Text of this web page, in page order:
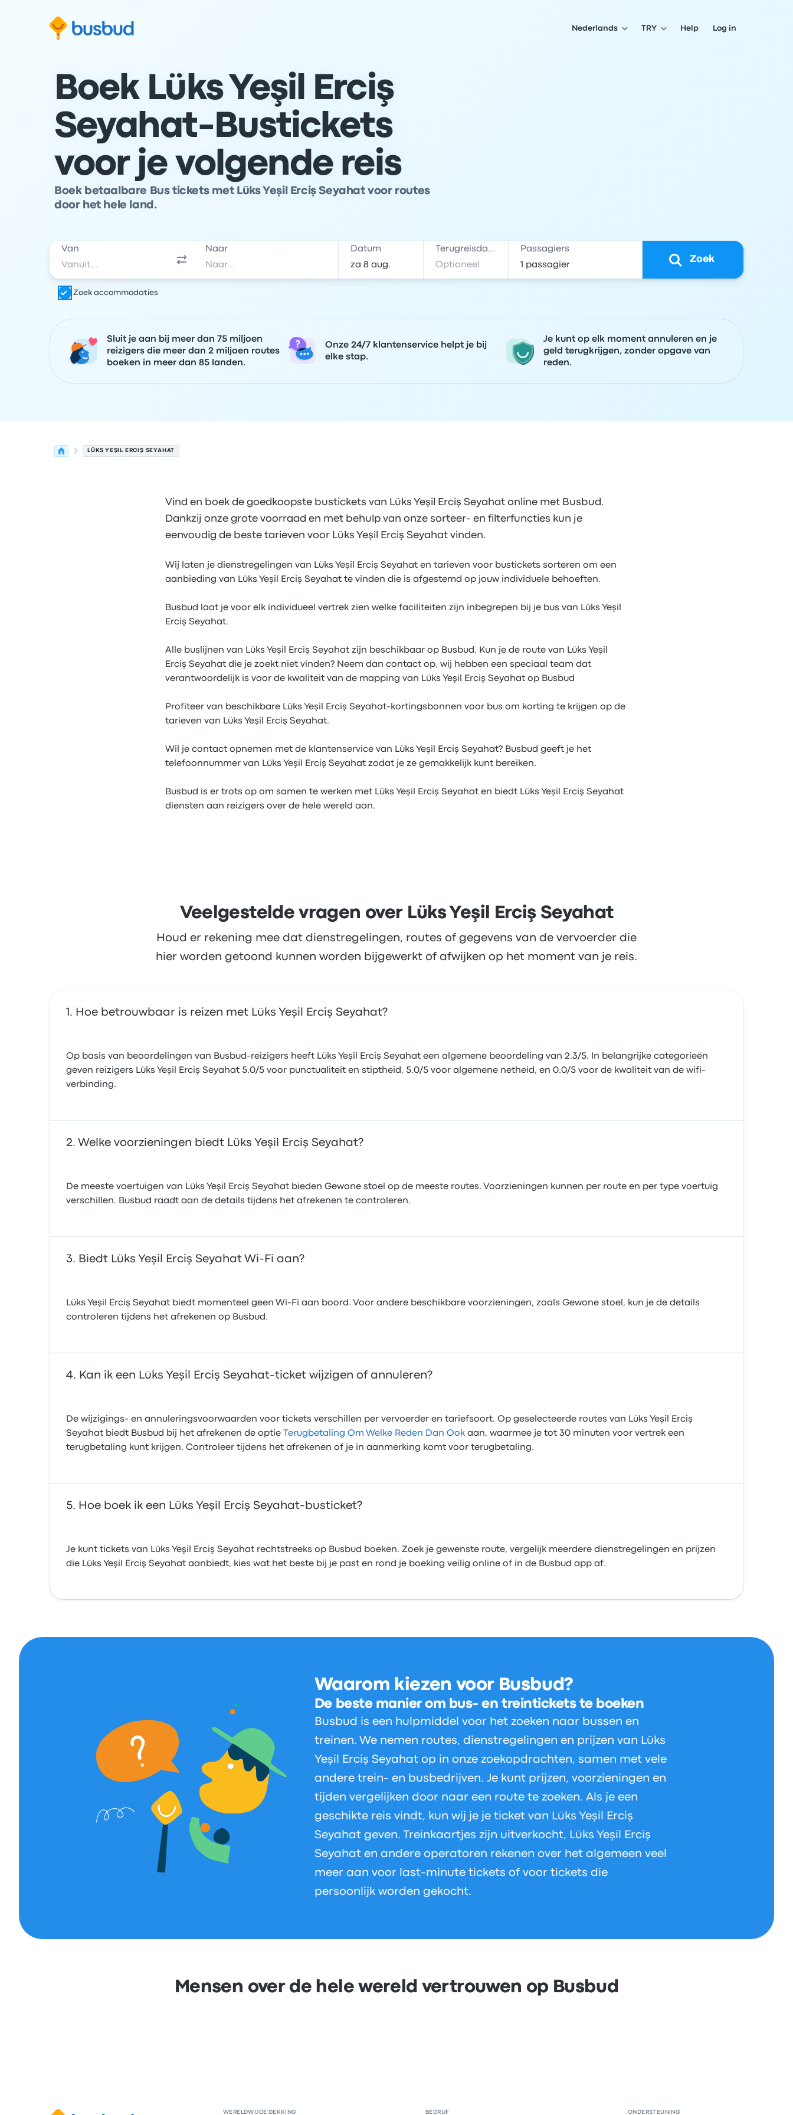
naar het zoekformulier
naar inhoud
Ga naar de footer
Nederlands TRY Help Log in
Boek Lüks Yeşil Erciş
Seyahat-Bustickets
voor je volgende reis
Boek betaalbare Bus tickets met Lüks Yeşil Erciş Seyahat voor routes
door het hele land.
Van Naar Datum Terugreisdatum Passagiers
Zoek
Zoek accommodaties
Sluit je aan bij meer dan 75 miljoen
reizigers die meer dan 2 miljoen routes
boeken in meer dan 85 landen.
Onze 24/7 klantenservice helpt je bij
elke stap.
Je kunt op elk moment annuleren en je
geld terugkrijgen, zonder opgave van
reden.
LÜKS YEŞIL ERCIŞ SEYAHAT
Vind en boek de goedkoopste bustickets van Lüks Yeşil Erciş Seyahat online met Busbud.
Dankzij onze grote voorraad en met behulp van onze sorteer- en filterfuncties kun je
eenvoudig de beste tarieven voor Lüks Yeşil Erciş Seyahat vinden.
Wij laten je dienstregelingen van Lüks Yeşil Erciş Seyahat en tarieven voor bustickets sorteren om een
aanbieding van Lüks Yeşil Erciş Seyahat te vinden die is afgestemd op jouw individuele behoeften.
Busbud laat je voor elk individueel vertrek zien welke faciliteiten zijn inbegrepen bij je bus van Lüks Yeşil
Erciş Seyahat.
Alle buslijnen van Lüks Yeşil Erciş Seyahat zijn beschikbaar op Busbud. Kun je de route van Lüks Yeşil
Erciş Seyahat die je zoekt niet vinden? Neem dan contact op, wij hebben een speciaal team dat
verantwoordelijk is voor de kwaliteit van de mapping van Lüks Yeşil Erciş Seyahat op Busbud
Profiteer van beschikbare Lüks Yeşil Erciş Seyahat-kortingsbonnen voor bus om korting te krijgen op de
tarieven van Lüks Yeşil Erciş Seyahat.
Wil je contact opnemen met de klantenservice van Lüks Yeşil Erciş Seyahat? Busbud geeft je het
telefoonnummer van Lüks Yeşil Erciş Seyahat zodat je ze gemakkelijk kunt bereiken.
Busbud is er trots op om samen te werken met Lüks Yeşil Erciş Seyahat en biedt Lüks Yeşil Erciş Seyahat
diensten aan reizigers over de hele wereld aan.
Veelgestelde vragen over Lüks Yeşil Erciş Seyahat
Houd er rekening mee dat dienstregelingen, routes of gegevens van de vervoerder die
hier worden getoond kunnen worden bijgewerkt of afwijken op het moment van je reis.
Hoe betrouwbaar is reizen met Lüks Yeşil Erciş Seyahat?
Op basis van beoordelingen van Busbud-reizigers heeft Lüks Yeşil Erciş Seyahat een algemene beoordeling van 2.3/5. In belangrijke categorieën
geven reizigers Lüks Yeşil Erciş Seyahat 5.0/5 voor punctualiteit en stiptheid, 5.0/5 voor algemene netheid, en 0.0/5 voor de kwaliteit van de wifi-
verbinding.
Welke voorzieningen biedt Lüks Yeşil Erciş Seyahat?
De meeste voertuigen van Lüks Yeşil Erciş Seyahat bieden Gewone stoel op de meeste routes. Voorzieningen kunnen per route en per type voertuig
verschillen. Busbud raadt aan de details tijdens het afrekenen te controleren.
Biedt Lüks Yeşil Erciş Seyahat Wi‑Fi aan?
Lüks Yeşil Erciş Seyahat biedt momenteel geen Wi‑Fi aan boord. Voor andere beschikbare voorzieningen, zoals Gewone stoel, kun je de details
controleren tijdens het afrekenen op Busbud.
Kan ik een Lüks Yeşil Erciş Seyahat-ticket wijzigen of annuleren?
De wijzigings- en annuleringsvoorwaarden voor tickets verschillen per vervoerder en tariefsoort. Op geselecteerde routes van Lüks Yeşil Erciş
Seyahat biedt Busbud bij het afrekenen de optie
Terugbetaling Om Welke Reden Dan Ook aan, waarmee je tot 30 minuten voor vertrek een
terugbetaling kunt krijgen. Controleer tijdens het afrekenen of je in aanmerking komt voor terugbetaling.
Hoe boek ik een Lüks Yeşil Erciş Seyahat-busticket?
Je kunt tickets van Lüks Yeşil Erciş Seyahat rechtstreeks op Busbud boeken. Zoek je gewenste route, vergelijk meerdere dienstregelingen en prijzen
die Lüks Yeşil Erciş Seyahat aanbiedt, kies wat het beste bij je past en rond je boeking veilig online of in de Busbud app af.
Waarom kiezen voor Busbud?
De beste manier om bus- en treintickets te boeken
Busbud is een hulpmiddel voor het zoeken naar bussen en
treinen. We nemen routes, dienstregelingen en prijzen van Lüks
Yeşil Erciş Seyahat op in onze zoekopdrachten, samen met vele
andere trein- en busbedrijven. Je kunt prijzen, voorzieningen en
tijden vergelijken door naar een route te zoeken. Als je een
geschikte reis vindt, kun wij je je ticket van Lüks Yeşil Erciş
Seyahat geven. Treinkaartjes zijn uitverkocht, Lüks Yeşil Erciş
Seyahat en andere operatoren rekenen over het algemeen veel
meer aan voor last-minute tickets of voor tickets die
persoonlijk worden gekocht.
Mensen over de hele wereld vertrouwen op Busbud
WERELDWIJDE DEKKING BEDRIJF ONDERSTEUNING